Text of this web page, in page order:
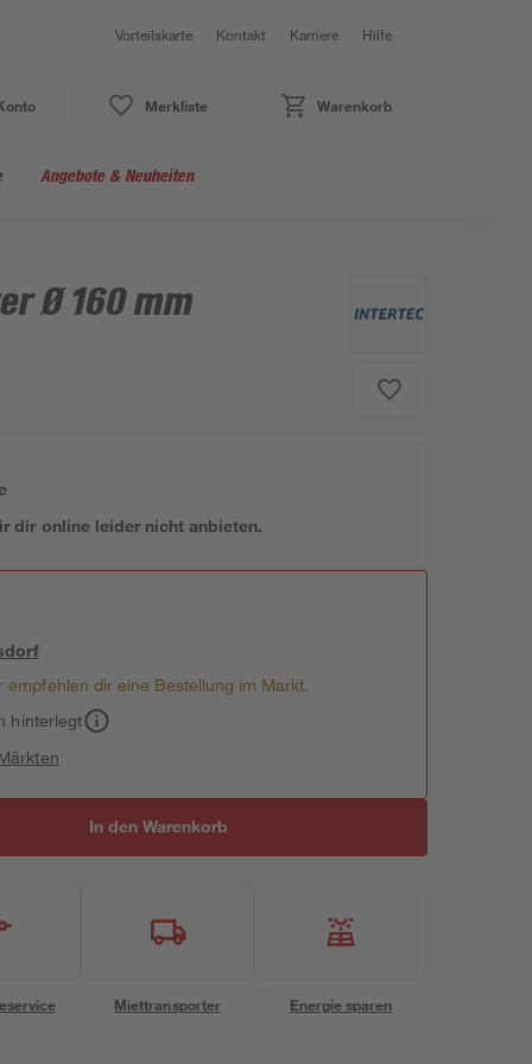
Vorteilskarte Kontakt Karriere Hilfe
Merkliste Warenkorb
Angebote & Neuheiten
Ø 160 mm
dir online leider nicht anbieten.
empfehlen dir eine Bestellung im Markt.
hinterlegt
In den Warenkorb
Miettransporter Energie sparen